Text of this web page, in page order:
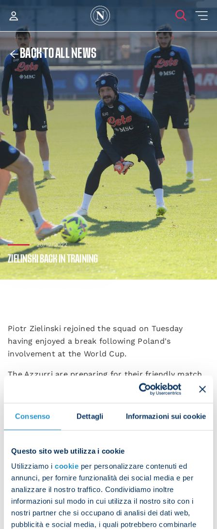
Consenso Dettagli Informazioni sui cookie
Questo sito web utilizza i cookie
Utilizziamo i cookie per personalizzare contenuti ed
annunci, per fornire funzionalità dei social media e per
analizzare il nostro traffico. Condividiamo inoltre
informazioni sul modo in cui utilizza il nostro sito con i
nostri partner che si occupano di analisi dei dati web,
pubblicità e social media, i quali potrebbero combinarle
BACK TO ALL NEWS
20/12/2022
ZIELINSKI BACK IN TRAINING
Piotr Zielinski rejoined the squad on Tuesday
having enjoyed a break following Poland's
involvement at the World Cup.
The Azzurri are preparing for their friendly match
against Lille at the Stadio Maradona on Wednesday
tactical drills in groups followed by technical work
and a mini-match to finish.
Amir Rrahmani completed nearly all of the session
with the rest of the squad.